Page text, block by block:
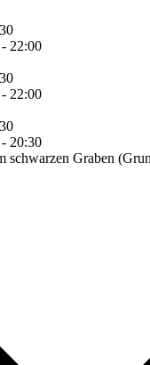
22:00
22:00
20:30
schwarzen Graben